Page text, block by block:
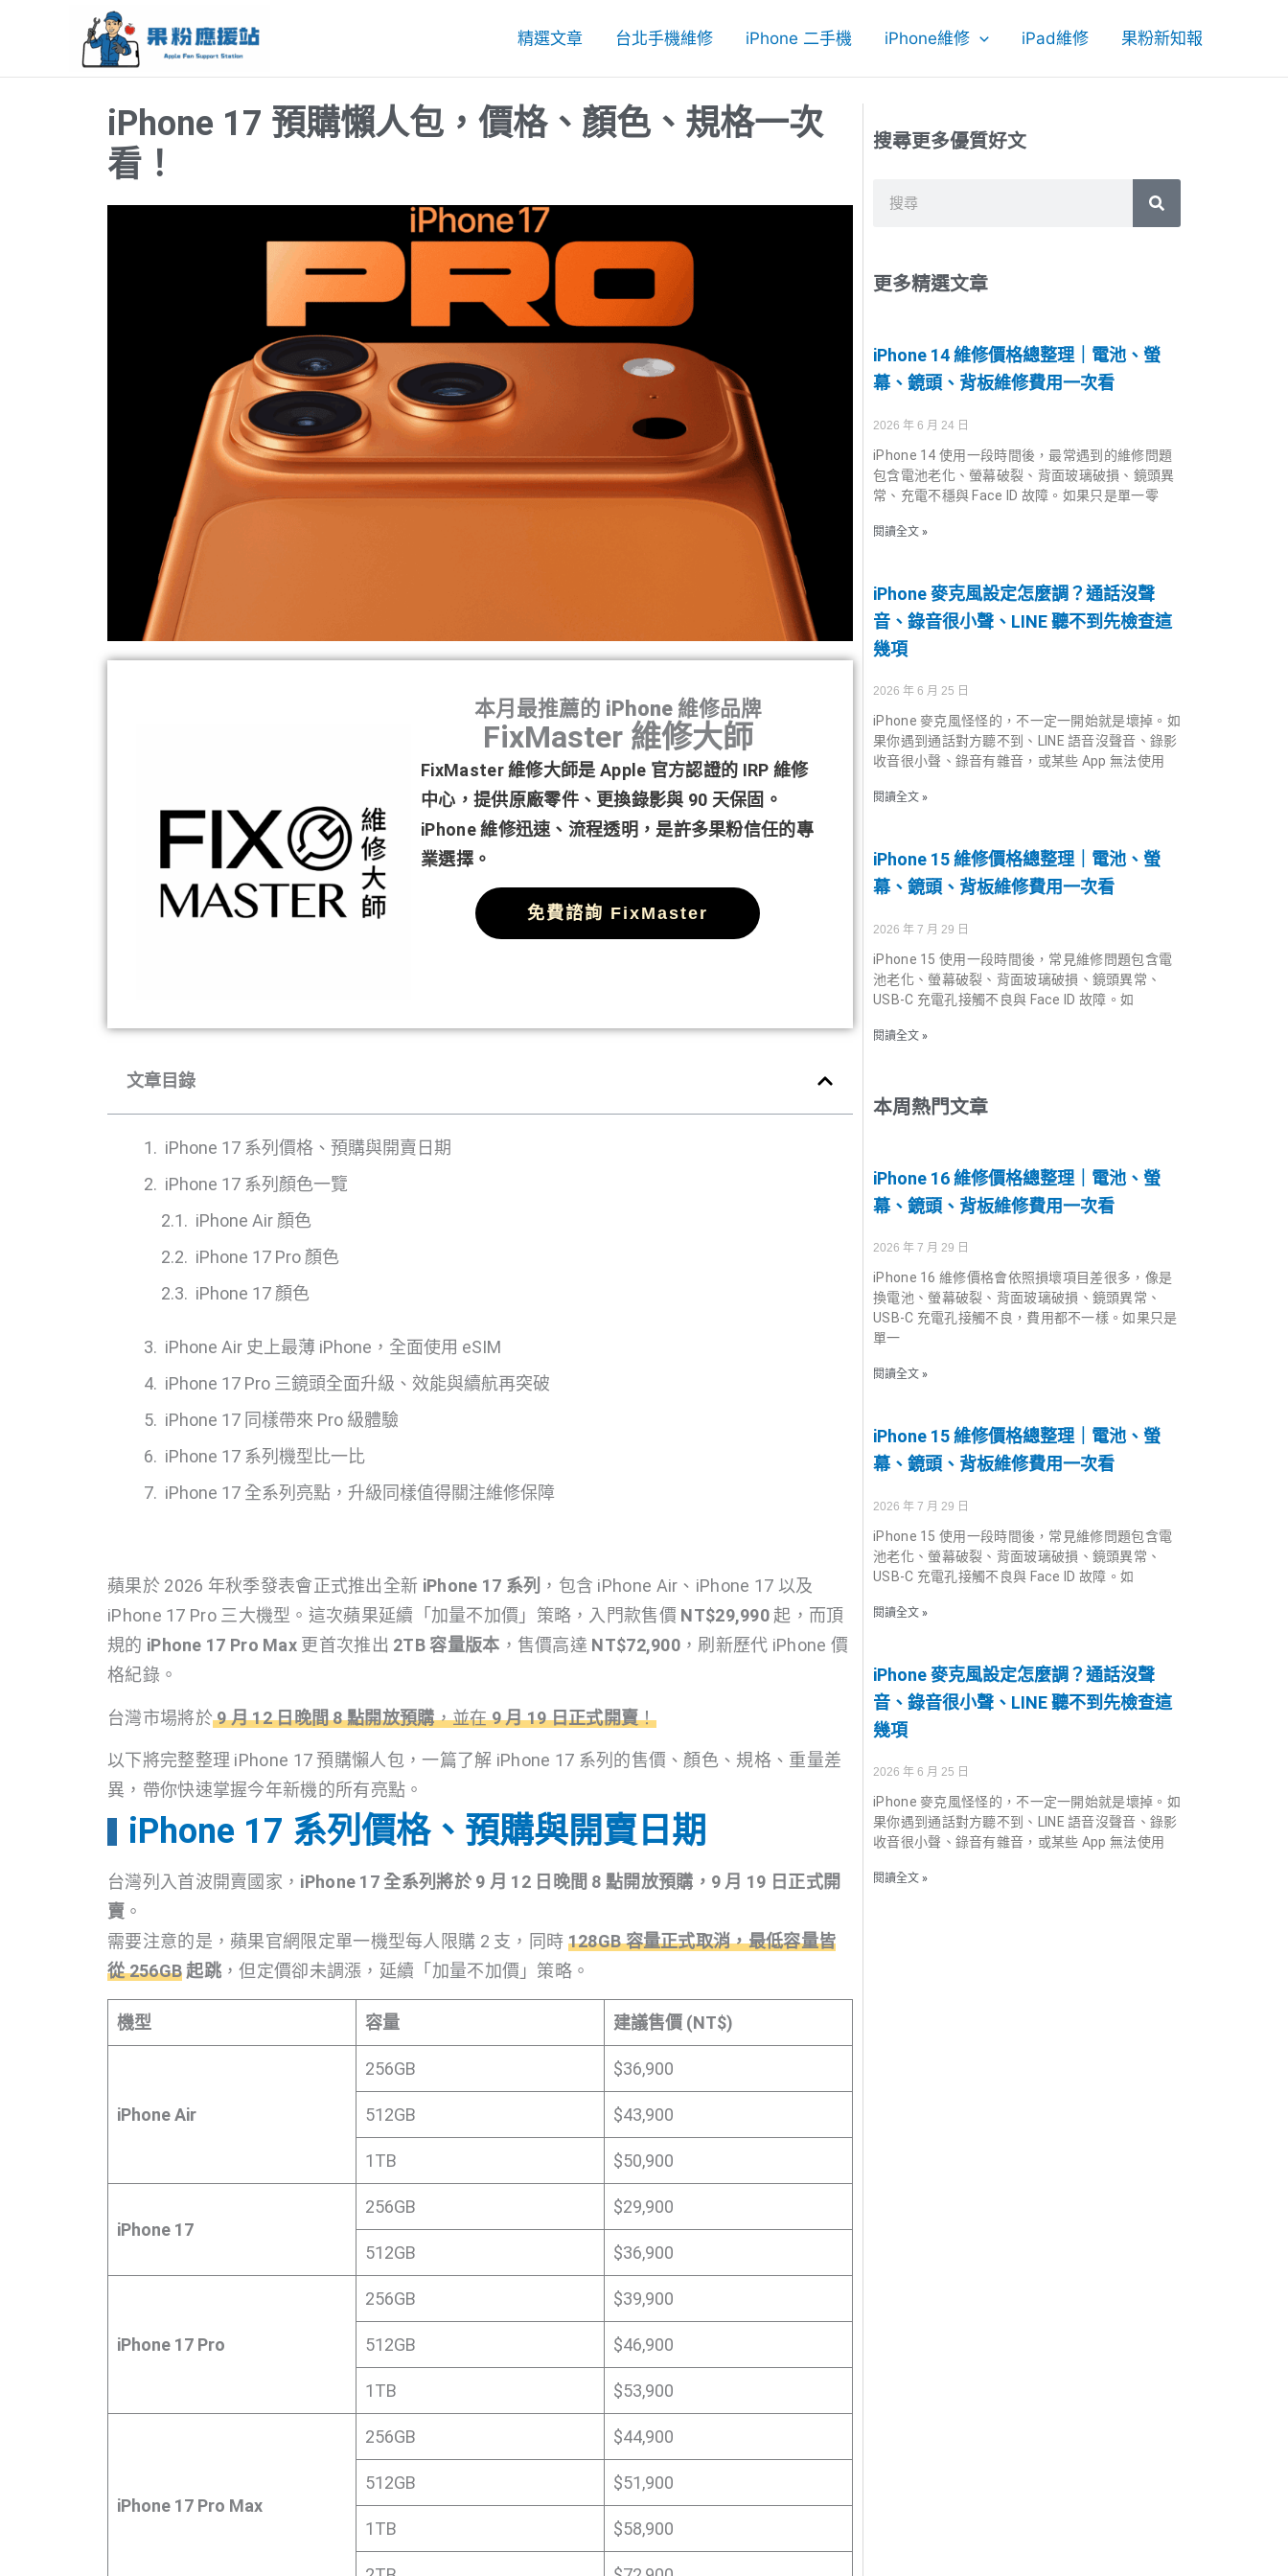
精選文章 台北手機維修 iPhone 二手機 iPhone維修 iPad維修 果粉新知報
iPhone 17 預購懶人包，價格、顏色、規格一次
看！
本月最推薦的 iPhone 維修品牌
FixMaster 維修大師
FixMaster 維修大師是 Apple 官方認證的 IRP 維修
中心，提供原廠零件、更換錄影與 90 天保固。
iPhone 維修迅速、流程透明，是許多果粉信任的專
業選擇。
免費諮詢 FixMaster
文章目錄
iPhone 17 系列價格、預購與開賣日期
iPhone 17 系列顏色一覽
iPhone Air 顏色
iPhone 17 Pro 顏色
iPhone 17 顏色
iPhone Air 史上最薄 iPhone，全面使用 eSIM
iPhone 17 Pro 三鏡頭全面升級、效能與續航再突破
iPhone 17 同樣帶來 Pro 級體驗
iPhone 17 系列機型比一比
iPhone 17 全系列亮點，升級同樣值得關注維修保障
蘋果於 2026 年秋季發表會正式推出全新 iPhone 17 系列 ，包含 iPhone Air、iPhone 17 以及
iPhone 17 Pro 三大機型。這次蘋果延續「加量不加價」策略，入門款售價 NT$29,990 起，而頂
規的 iPhone 17 Pro Max 更首次推出 2TB 容量版本 ，售價高達 NT$72,900 ，刷新歷代 iPhone 價
格紀錄。
台灣市場將於 9 月 12 日晚間 8 點開放預購，並在9 月 19 日正式開賣！
以下將完整整理 iPhone 17 預購懶人包，一篇了解 iPhone 17 系列的售價、顏色、規格、重量差
異，帶你快速掌握今年新機的所有亮點。
iPhone 17 系列價格、預購與開賣日期
台灣列入首波開賣國家， iPhone 17 全系列將於 9 月 12 日晚間 8 點開放預購，9 月 19 日正式開
賣 。
需要注意的是，蘋果官網限定單一機型每人限購 2 支，同時 128GB 容量正式取消，最低容量皆
從 256GB 起跳 ，但定價卻未調漲，延續「加量不加價」策略。
機型 容量 建議售價 (NT$)
iPhone Air
256GB $36,900
512GB $43,900
1TB $50,900
iPhone 17
256GB $29,900
512GB $36,900
iPhone 17 Pro
256GB $39,900
512GB $46,900
1TB $53,900
iPhone 17 Pro Max
256GB $44,900
512GB $51,900
1TB $58,900
搜尋更多優質好文
更多精選文章
iPhone 14 維修價格總整理｜電池、螢
幕、鏡頭、背板維修費用一次看
2026 年 6 月 24 日
iPhone 14 使用一段時間後，最常遇到的維修問題
包含電池老化、螢幕破裂、背面玻璃破損、鏡頭異
常、充電不穩與 Face ID 故障。如果只是單一零
閱讀全文 »
iPhone 麥克風設定怎麼調？通話沒聲
音、錄音很小聲、LINE 聽不到先檢查這
幾項
2026 年 6 月 25 日
iPhone 麥克風怪怪的，不一定一開始就是壞掉。如
果你遇到通話對方聽不到、LINE 語音沒聲音、錄影
收音很小聲、錄音有雜音，或某些 App 無法使用
閱讀全文 »
iPhone 15 維修價格總整理｜電池、螢
幕、鏡頭、背板維修費用一次看
2026 年 7 月 29 日
iPhone 15 使用一段時間後，常見維修問題包含電
池老化、螢幕破裂、背面玻璃破損、鏡頭異常、
USB-C 充電孔接觸不良與 Face ID 故障。如
閱讀全文 »
本周熱門文章
iPhone 16 維修價格總整理｜電池、螢
幕、鏡頭、背板維修費用一次看
2026 年 7 月 29 日
iPhone 16 維修價格會依照損壞項目差很多，像是
換電池、螢幕破裂、背面玻璃破損、鏡頭異常、
USB-C 充電孔接觸不良，費用都不一樣。如果只是
單一
閱讀全文 »
iPhone 15 維修價格總整理｜電池、螢
幕、鏡頭、背板維修費用一次看
2026 年 7 月 29 日
iPhone 15 使用一段時間後，常見維修問題包含電
池老化、螢幕破裂、背面玻璃破損、鏡頭異常、
USB-C 充電孔接觸不良與 Face ID 故障。如
閱讀全文 »
iPhone 麥克風設定怎麼調？通話沒聲
音、錄音很小聲、LINE 聽不到先檢查這
幾項
2026 年 6 月 25 日
iPhone 麥克風怪怪的，不一定一開始就是壞掉。如
果你遇到通話對方聽不到、LINE 語音沒聲音、錄影
收音很小聲、錄音有雜音，或某些 App 無法使用
閱讀全文 »